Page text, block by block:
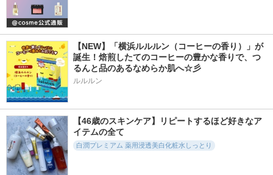
【NEW】「横浜ルルルン（コーヒーの香り）」が
誕生！焙煎したてのコーヒーの豊かな香りで、つ
るんと品のあるなめらか肌へ☆彡
ルルルン
【46歳のスキンケア】リピートするほど好きなア
イテムの全て
白潤プレミアム 薬用浸透美白化粧水しっとり